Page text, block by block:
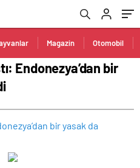
Magazin Otomobil
Endonezya’dan bir